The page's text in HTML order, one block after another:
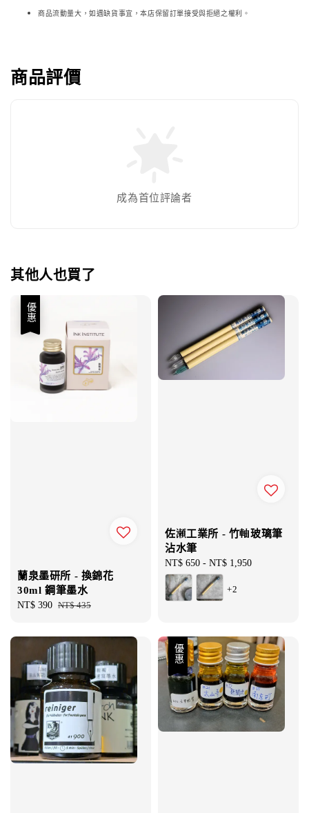
商品流動量大，如遇缺貨事宜，本店保留訂單接受與拒絕之權利。
商品評價
成為首位評論者
其他人也買了
優惠
蘭泉墨研所 - 換錦花
30ml 鋼筆墨水
Sale
NT$ 390 Regular
NT$ 435
佐瀬工業所 - 竹軸玻璃筆
沾水筆
Regular
price
NT$ 650 - NT$ 1,950
+2
優惠